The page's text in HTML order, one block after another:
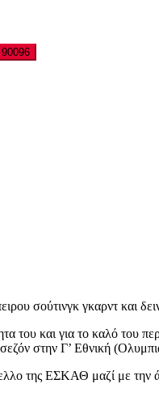
σούτινγκ γκαρντ και
του και για το καλό του
στην Γ’ Εθνική
ΕΣΚΑΘ μαζί με την